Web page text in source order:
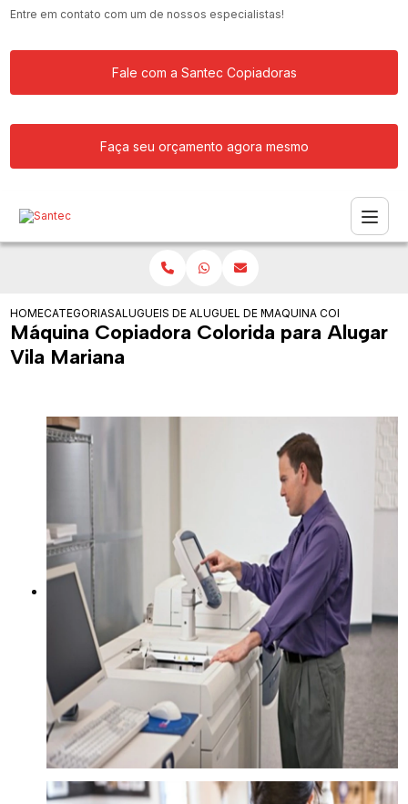
Entre em contato com um de nossos especialistas!
Fale com a Santec Copiadoras
Faça seu orçamento agora mesmo
HOMECATEGORIASALUGUEIS DE COPIADORASALUGUEL DE MAQUINA COPIADORA
MAQUINA COPIADORA
Máquina Copiadora Colorida para Alugar
Vila Mariana